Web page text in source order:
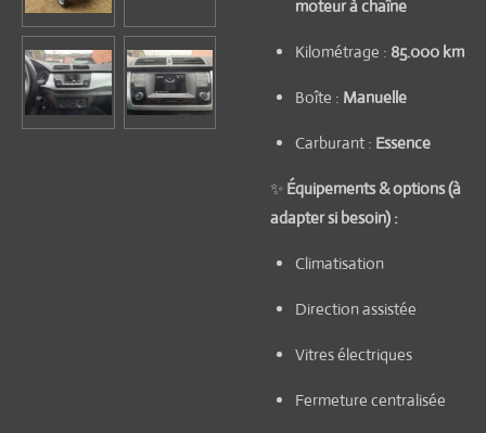
moteur à chaîne
Kilométrage : 85.000 km
Boîte : Manuelle
Carburant : Essence
✨ Équipements & options (à
adapter si besoin) :
Climatisation
Direction assistée
Vitres électriques
Fermeture centralisée